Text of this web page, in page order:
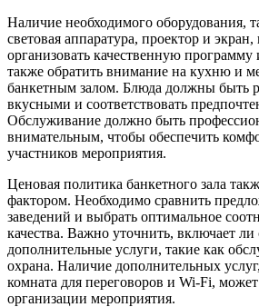
Наличие необходимого оборудования,
световая аппаратура, проектор и экран,
организовать качественную
также обратить внимание на кухню и
банкетным залом. Блюда должны быть
вкусными и соответствовать
Обслуживание должно быть
внимательным, чтобы обеспечить
участников мероприятия.
Ценовая политика банкетного зала
фактором. Необходимо сравнить
заведений и выбрать оптимальное
качества. Важно уточнить, включает ли
дополнительные услуги, такие как
охрана. Наличие дополнительных
комната для переговоров и Wi-Fi,
организации мероприятия.